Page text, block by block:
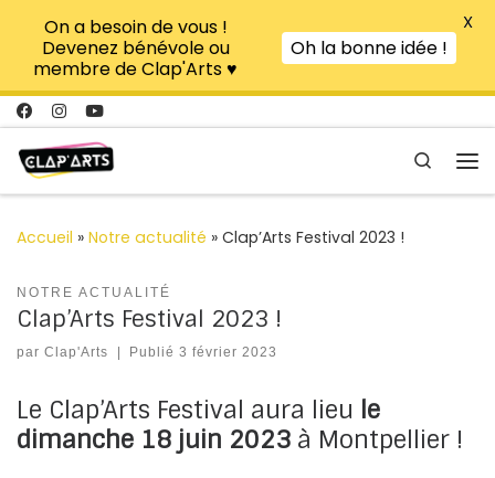
Passer au contenu
Search
Accueil » Notre actualité » Clap’Arts Festival 2023 !
NOTRE ACTUALITÉ
Clap’Arts Festival 2023 !
par Clap'Arts Publié3 février 2023
Le Clap’Arts Festival aura lieu le
dimanche 18 juin 2023 à Montpellier !
On a besoin de vous !
Devenez bénévole ou
membre de Clap'Arts ♥
Oh la bonne idée !
X